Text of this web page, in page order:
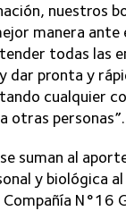
nuestros
manera ante
todas las
dar pronta y
cualquier
otras personas”.
suman al
y biológica
Compañía N°16